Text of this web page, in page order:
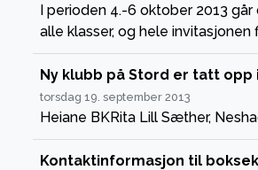
I perioden 4.-6 oktober 2013
alle klasser, og hele invitasjonen
Ny klubb på Stord er tatt
torsdag 19. september 2013
Heiane BKRita Lill Sæther,
Kontaktinformasjon til